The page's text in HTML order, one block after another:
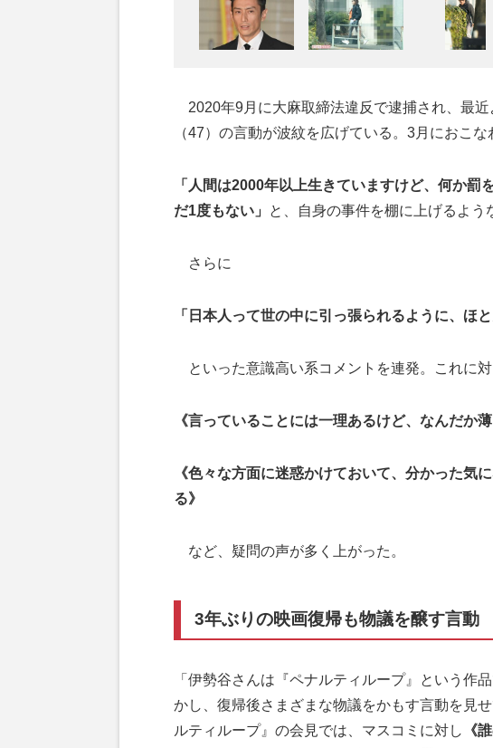
2020年9月に大麻取締法違反で逮捕され、最
（47）の言動が波紋を広げている。3月におこ
「人間は2000年以上生きていますけど、何か罰
だ1度もない」
と、自身の事件を棚に上げるよう
さらに
「日本人って世の中に引っ張られるように、ほ
といった意識高い系コメントを連発。これに対
《言っていることには一理あるけど、なんだか薄
《色々な方面に迷惑かけておいて、分かった気
る》
など、疑問の声が多く上がった。
3年ぶりの映画復帰も物議を醸す言動
「伊勢谷さんは『ペナルティループ』という作
かし、復帰後さまざまな物議をかもす言動を見
ルティループ』の会見では、マスコミに対し
《